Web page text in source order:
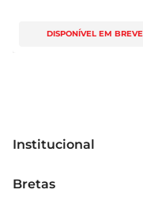
DISPONÍVEL EM BREVE
Institucional
Grupo Cencosud
Bretas